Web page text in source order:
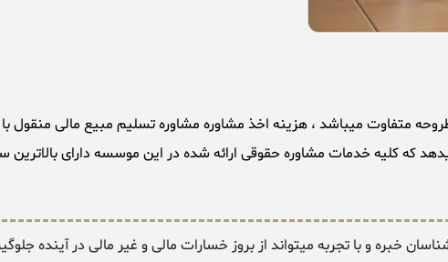
که کلیه خدمات مشاوره حقوقی ارائه شده در این موسسه دارای بالاترین
خبره و با تجربه میتواند از بروز خسارات مالی و غیر مالی در آینده